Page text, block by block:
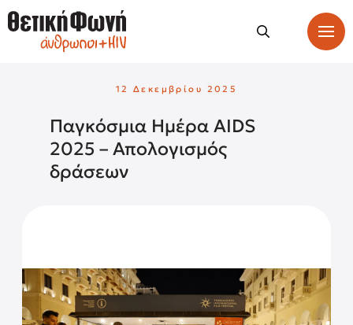
12 Δεκεμβρίου 2025
Παγκόσμια Ημέρα AIDS
2025 – Απολογισμός
δράσεων